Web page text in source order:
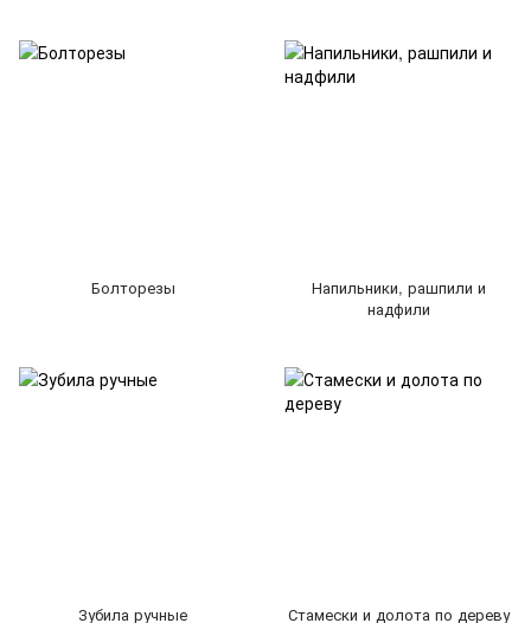
Болторезы
Напильники, рашпили и
надфили
Зубила ручные Стамески и долота по дереву